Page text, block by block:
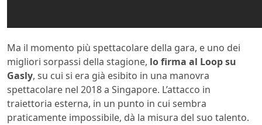
Ma il momento più spettacolare della gara, e uno dei
migliori sorpassi della stagione, lo firma al Loop su
Gasly, su cui si era già esibito in una manovra
spettacolare nel 2018 a Singapore. L’attacco in
traiettoria esterna, in un punto in cui sembra
praticamente impossibile, dà la misura del suo talento.